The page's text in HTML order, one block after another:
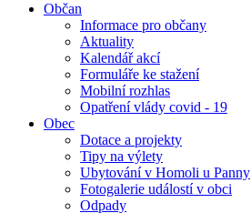
Občan
Informace pro občany
Aktuality
Kalendář akcí
Formuláře ke stažení
Mobilní rozhlas
Opatření vlády covid - 19
Obec
Dotace a projekty
Tipy na výlety
Ubytování v Homoli u Panny
Fotogalerie událostí v obci
Odpady